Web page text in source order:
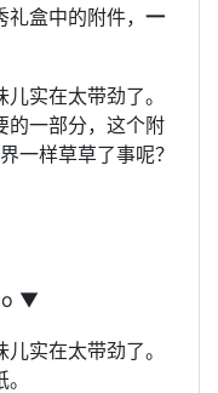
盒中的附件， 一
的一部分，这个附
一样草草了事呢？
▼